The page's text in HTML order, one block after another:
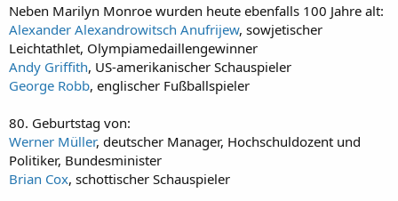
:
Neben Marilyn Monroe wurden heute ebenfalls 100 Jahre alt:
Alexander Alexandrowitsch Anufrijew, sowjetischer
Leichtathlet, Olympiamedaillengewinner
Andy Griffith, US-amerikanischer Schauspieler
George Robb, englischer Fußballspieler
80. Geburtstag von:
Werner Müller, deutscher Manager, Hochschuldozent und
Politiker, Bundesminister
Brian Cox, schottischer Schauspieler